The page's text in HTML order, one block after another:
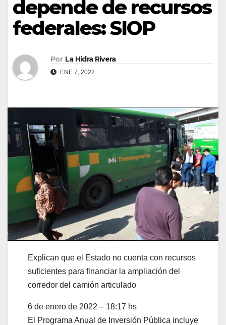
depende de recursos
federales: SIOP
Por La Hidra Rivera
ENE 7, 2022
Explican que el Estado no cuenta con recursos
suficientes para financiar la ampliación del
corredor del camión articulado
6 de enero de 2022 – 18:17 hs
El Programa Anual de Inversión Pública incluye